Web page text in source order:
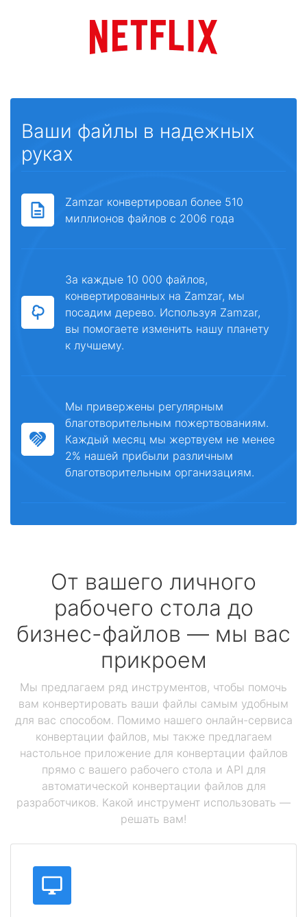
Ваши файлы в надежных
руках
Zamzar конвертировал более 510
миллионов файлов с 2006 года
За каждые 10 000 файлов,
конвертированных на Zamzar, мы
посадим дерево. Используя Zamzar,
вы помогаете изменить нашу планету
к лучшему.
Мы привержены регулярным
благотворительным пожертвованиям.
Каждый месяц мы жертвуем не менее
2% нашей прибыли различным
благотворительным организациям.
От вашего личного
рабочего стола до
бизнес-файлов — мы вас
прикроем
Мы предлагаем ряд инструментов, чтобы помочь
вам конвертировать ваши файлы самым удобным
для вас способом. Помимо нашего онлайн-сервиса
конвертации файлов, мы также предлагаем
настольное приложение для конвертации файлов
прямо с вашего рабочего стола и API для
автоматической конвертации файлов для
разработчиков. Какой инструмент использовать —
решать вам!